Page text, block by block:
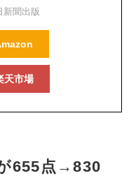
新聞出版
天市場
655点→830